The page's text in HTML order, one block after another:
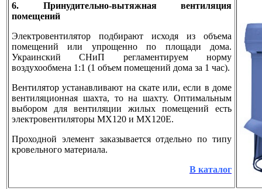
6. Принудительно-вытяжная вентиляция
помещений
Электровентилятор подбирают исходя из объема
помещений или упрощенно по площади дома.
Украинский СНиП регламентируем норму
воздухообмена 1:1 (1 объем помещений дома за 1 час).
Вентилятор устанавливают на скате или, если в доме
вентиляционная шахта, то на шахту. Оптимальным
выбором для вентиляции жилых помещений есть
электровентиляторы MX120 и MX120E.
Проходной элемент заказывается отдельно по типу
кровельного материала.
В каталог